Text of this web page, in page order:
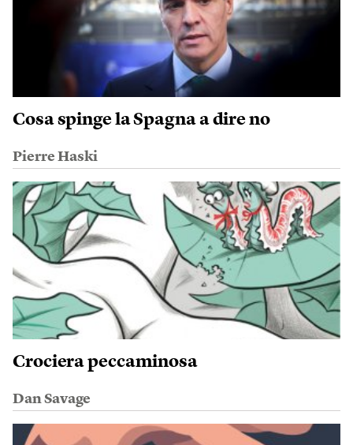
Cosa spinge la Spagna a dire no
Pierre Haski
Crociera peccaminosa
Dan Savage